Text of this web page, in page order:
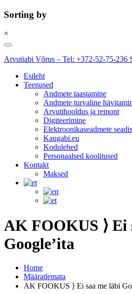
Sorting by
×
Skip
content
Arvutiabi Võrus – Tel: +372-52-75-236
Esileht
Teenused
Andmete taastamine
Andmete turvaline
Arvutihooldus ja remont
Digiteerimine
Elektroonikaseadmete
Kaugabi.eu
Kodulehed
Personaalsed koolitused
Kontakt
Maksed
AK FOOKUS ⟩ Ei
Google’ita
Home
Määratlemata
AK FOOKUS ⟩ Ei saa me läbi